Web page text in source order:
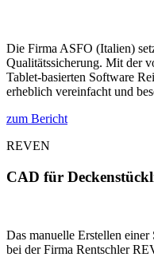
Die Firma ASFO (Italien)
Qualitätssicherung. Mit der
Tablet-basierten Software
erheblich vereinfacht und
zum Bericht
REVEN
CAD für
Das manuelle Erstellen
bei der Firma Rentschler